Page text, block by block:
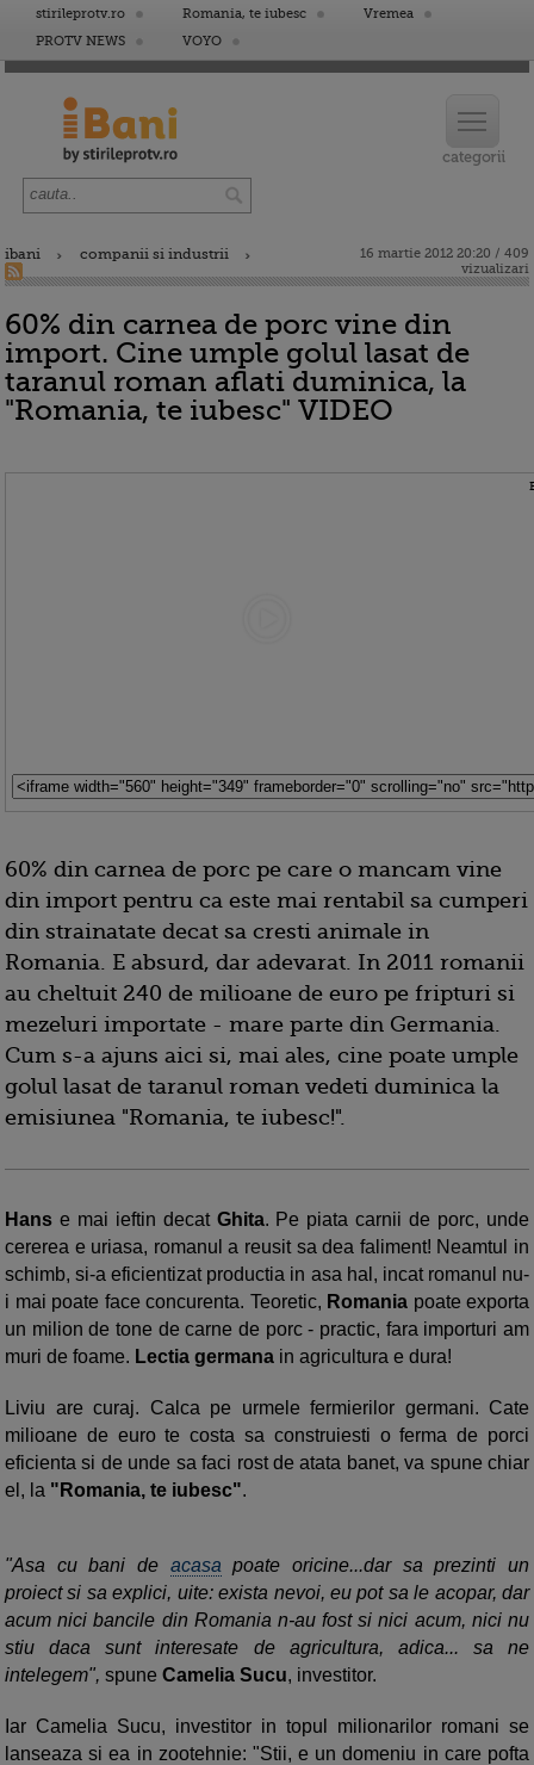
stirileprotv.ro Romania, te iubesc
Vremea
PROTV NEWS
VOYO
ibani companii si industrii
16 martie 2012 20:20 / 409
vizualizari
60% din carnea de porc vine din
import. Cine umple golul lasat de
taranul roman aflati duminica, la
"Romania, te iubesc" VIDEO
60% din carnea de porc pe care o mancam vine
din import pentru ca este mai rentabil sa cumperi
din strainatate decat sa cresti animale in
Romania. E absurd, dar adevarat. In 2011 romanii
au cheltuit 240 de milioane de euro pe fripturi si
mezeluri importate - mare parte din Germania.
Cum s-a ajuns aici si, mai ales, cine poate umple
golul lasat de taranul roman vedeti duminica la
emisiunea "Romania, te iubesc!".
Hans e mai ieftin decatGhita. Pe piata carnii de porc, unde
cererea e uriasa, romanul a reusit sa dea faliment! Neamtul in
schimb, si-a eficientizat productia in asa hal, incat romanul nu-
i mai poate face concurenta. Teoretic, Romania poate exporta
un milion de tone de carne de porc - practic, fara importuri am
muri de foame. Lectia germana in agricultura e dura!
Liviu are curaj. Calca pe urmele fermierilor germani. Cate
milioane de euro te costa sa construiesti o ferma de porci
eficienta si de unde sa faci rost de atata banet, va spune chiar
el, la "Romania, te iubesc".
"Asa cu bani de acasa poate oricine...dar sa prezinti un
proiect si sa explici, uite: exista nevoi, eu pot sa le acopar, dar
acum nici bancile din Romania n-au fost si nici acum, nici nu
stiu daca sunt interesate de agricultura, adica... sa ne
intelegem", spune Camelia Sucu, investitor.
Iar Camelia Sucu, investitor in topul milionarilor romani se
lanseaza si ea in zootehnie: "Stii, e un domeniu in care pofta